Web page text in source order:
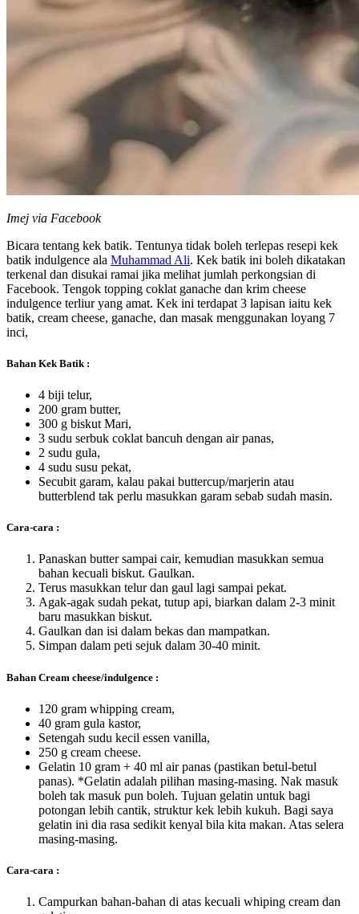
Imej via Facebook
Bicara tentang kek batik. Tentunya tidak boleh terlepas resepi kek
batik indulgence ala Muhammad Ali. Kek batik ini boleh dikatakan
terkenal dan disukai ramai jika melihat jumlah perkongsian di
Facebook. Tengok topping coklat ganache dan krim cheese
indulgence terliur yang amat. Kek ini terdapat 3 lapisan iaitu kek
batik, cream cheese, ganache, dan masak menggunakan loyang 7
inci,
Bahan Kek Batik :
4 biji telur,
200 gram butter,
300 g biskut Mari,
3 sudu serbuk coklat bancuh dengan air panas,
2 sudu gula,
4 sudu susu pekat,
Secubit garam, kalau pakai buttercup/marjerin atau
butterblend tak perlu masukkan garam sebab sudah masin.
Cara-cara :
Panaskan butter sampai cair, kemudian masukkan semua
bahan kecuali biskut. Gaulkan.
Terus masukkan telur dan gaul lagi sampai pekat.
Agak-agak sudah pekat, tutup api, biarkan dalam 2-3 minit
baru masukkan biskut.
Gaulkan dan isi dalam bekas dan mampatkan.
Simpan dalam peti sejuk dalam 30-40 minit.
Bahan Cream cheese/indulgence :
120 gram whipping cream,
40 gram gula kastor,
Setengah sudu kecil essen vanilla,
250 g cream cheese.
Gelatin 10 gram + 40 ml air panas (pastikan betul-betul
panas). *Gelatin adalah pilihan masing-masing. Nak masuk
boleh tak masuk pun boleh. Tujuan gelatin untuk bagi
potongan lebih cantik, struktur kek lebih kukuh. Bagi saya
gelatin ini dia rasa sedikit kenyal bila kita makan. Atas selera
masing-masing.
Cara-cara :
Campurkan bahan-bahan di atas kecuali whiping cream dan